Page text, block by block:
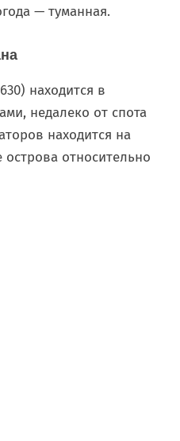
— туманная.
находится в
недалеко от спота
находится на
относительно